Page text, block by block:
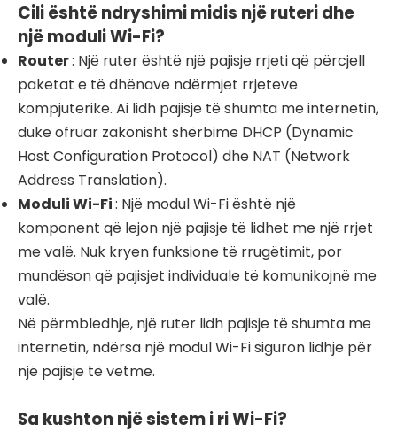
Cili është ndryshimi midis një ruteri dhe
një moduli Wi-Fi?
Router: Një ruter është një pajisje rrjeti që përcjell
paketat e të dhënave ndërmjet rrjeteve
kompjuterike. Ai lidh pajisje të shumta me internetin,
duke ofruar zakonisht shërbime DHCP (Dynamic
Host Configuration Protocol) dhe NAT (Network
Address Translation).
Moduli Wi-Fi: Një modul Wi-Fi është një
komponent që lejon një pajisje të lidhet me një rrjet
me valë. Nuk kryen funksione të rrugëtimit, por
mundëson që pajisjet individuale të komunikojnë me
valë.
Në përmbledhje, një ruter lidh pajisje të shumta me
internetin, ndërsa një modul Wi-Fi siguron lidhje për
një pajisje të vetme.
Sa kushton një sistem i ri Wi-Fi?